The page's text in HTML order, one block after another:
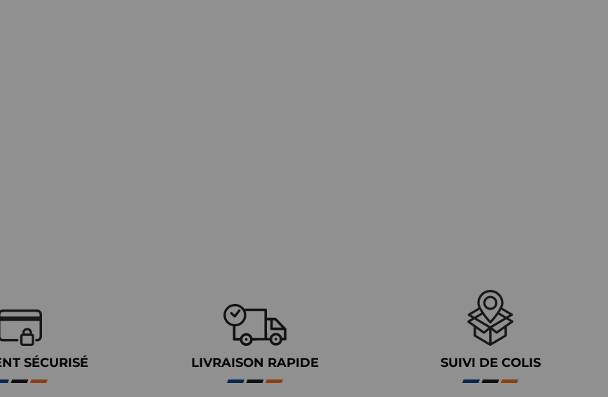
SÉCURISÉ LIVRAISON RAPIDE SUIVI DE COLIS